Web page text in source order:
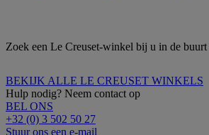
Zoek een Le Creuset-winkel bij u in de buurt
BEKIJK ALLE LE CREUSET WINKELS
Hulp nodig? Neem contact op
BEL ONS
+32 (0) 3 502 50 27
Stuur ons een e-mail